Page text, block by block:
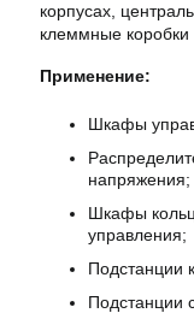
корпусах,
клеммные коробки
Применение:
Шкафы
напряжения;
Шкафы
управления;
Подстанции
Подстанции